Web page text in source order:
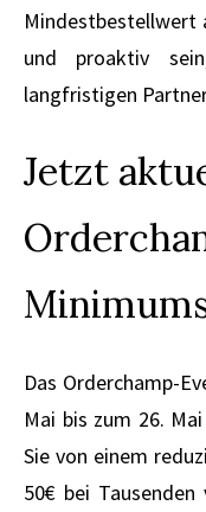
Mindestbestellwert
und proaktiv
langfristigen
Jetzt
Das Orderchamp-
Mai bis zum 26.
Sie von einem
50€ bei Tausenden